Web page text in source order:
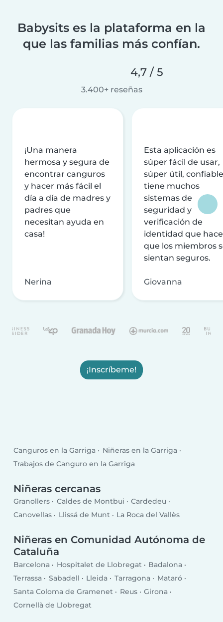
Babysits es la plataforma en la
que las familias más confían.
4,7 / 5
3.400+ reseñas
¡Una manera
hermosa y segura de
encontrar canguros
y hacer más fácil el
día a día de madres y
padres que
necesitan ayuda en
casa!
Nerina
Esta aplicación es
súper fácil de usar,
súper útil,
tiene muchos
sistemas de
seguridad y
verificación de
identidad que
que los miembros
sientan seguros.
Giovanna
¡Inscríbeme!
Canguros en la Garriga
Niñeras en la Garriga
Trabajos de Canguro en la Garriga
Niñeras cercanas
Granollers Caldes de Montbui
Cardedeu
Canovellas
Llissá de Munt La Roca del Vallès
Niñeras en Comunidad Autónoma de
Cataluña
Barcelona Hospitalet de Llobregat
Badalona
Terrassa
Sabadell Lleida Tarragona
Mataró
Santa Coloma de Gramenet
Reus
Girona
Cornellà de Llobregat